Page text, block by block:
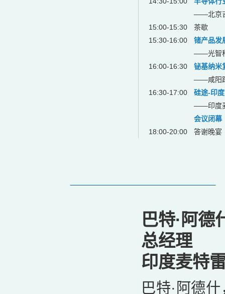
——北京
15:00-15:30
茶歇
15:30-16:00
锗产品发
——光智
16:00-16:30
铋基纳米
——咸阳
16:30-17:00
硅途-印
——印度
会议闭幕
18:00-20:00
答谢晚宴
巴特·阿德
总经理
印度麦特
巴特·阿德